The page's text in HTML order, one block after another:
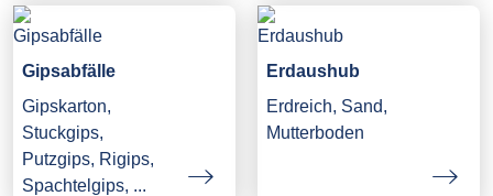
Gipsabfälle
Gipskarton,
Stuckgips,
Putzgips, Rigips,
Spachtelgips, ...
Erdaushub
Erdreich, Sand,
Mutterboden